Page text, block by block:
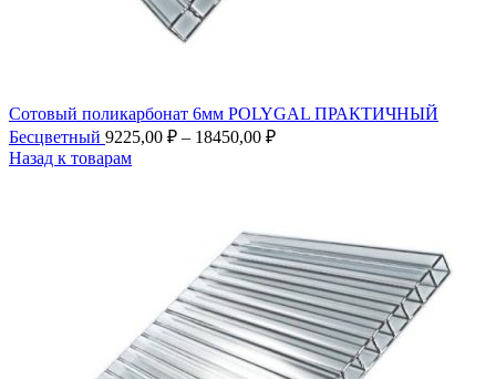
Сотовый поликарбонат 6мм POLYGAL ПРАКТИЧНЫЙ
Бесцветный 9225,00 ₽ – 18450,00 ₽
Назад к товарам